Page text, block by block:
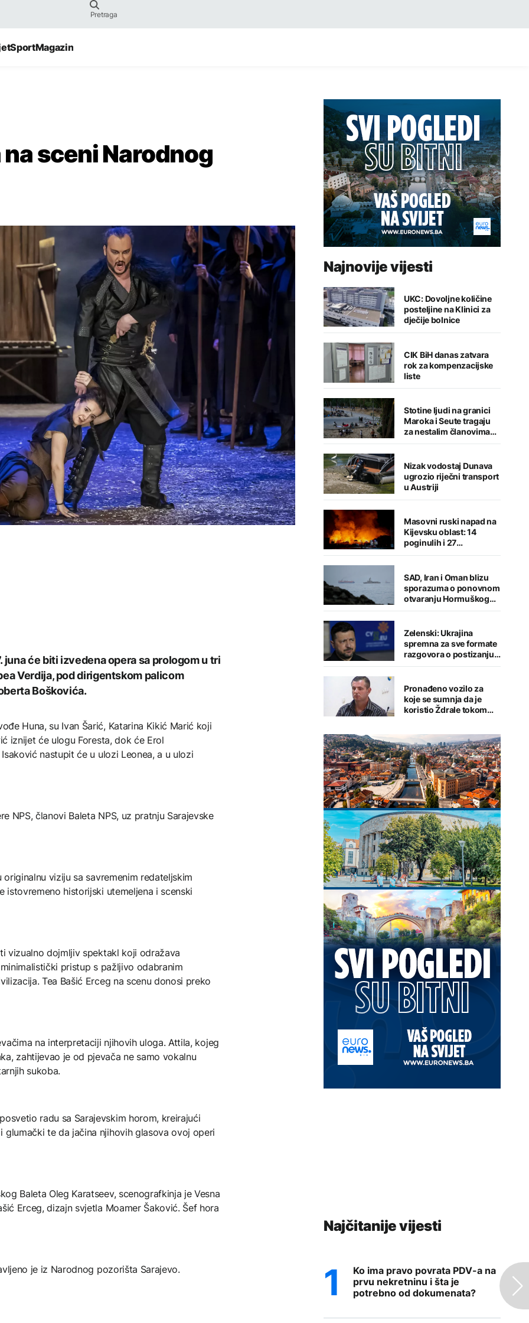
SportMagazin
na sceni Narodnog
juna će biti izvedena opera sa prologom u tri
Verdija, pod dirigentskom palicom
Boškovića.
Huna, su Ivan Šarić, Katarina Kikić Marić koji
iznijet će ulogu Foresta, dok će Erol
nastupit će u ulozi Leonea, a u ulozi
NPS, članovi Baleta NPS, uz pratnju Sarajevske
viziju sa savremenim redateljskim
istovremeno historijski utemeljena i scenski
vizualno dojmljiv spektakl koji odražava
pristup s pažljivo odabranim
Tea Bašić Erceg na scenu donosi preko
na interpretaciji njihovih uloga. Attila, kojeg
zahtijevao je od pjevača ne samo vokalnu
sukoba.
radu sa Sarajevskim horom, kreirajući
glumački te da jačina njihovih glasova ovoj operi
Baleta Oleg Karatseev, scenografkinja je Vesna
Erceg, dizajn svjetla Moamer Šaković. Šef hora
je iz Narodnog pozorišta Sarajevo.
Najnovije vijesti
UKC: Dovoljne količine
posteljine na Klinici za
dječije bolnice
CIK BiH danas zatvara
rok za kompenzacijske
liste
Stotine ljudi na granici
Maroka i Seute tragaju
za nestalim članovima
porodica
Nizak vodostaj Dunava
ugrozio riječni transport
u Austriji
Masovni ruski napad na
Kijevsku oblast: 14
poginulih i 27
povrijeđenih
SAD, Iran i Oman blizu
sporazuma o ponovnom
otvaranju Hormuškog
moreuza
Zelenski: Ukrajina
spremna za sve formate
razgovora o postizanju
mira
Pronađeno vozilo za
koje se sumnja da je
koristio Ždrale tokom
Najčitanije vijesti
Ko ima pravo povrata PDV-a na
prvu nekretninu i šta je
potrebno od dokumenata?